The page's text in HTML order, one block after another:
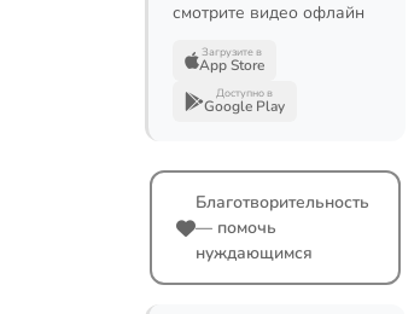
смотрите видео офлайн
Загрузите в
App Store
Доступно в
Google Play
Благотворительность
— помочь
нуждающимся